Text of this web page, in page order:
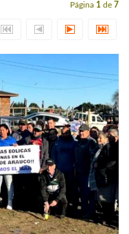
Página 1 de 7